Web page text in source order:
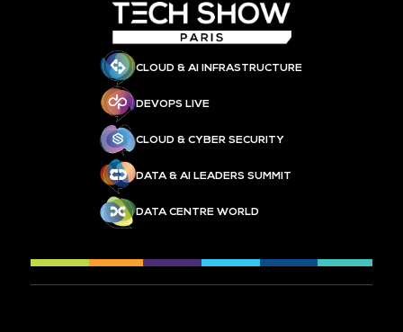
CLOUD & AI INFRASTRUCTURE
DEVOPS LIVE
CLOUD & CYBER SECURITY
DATA & AI LEADERS SUMMIT
DATA CENTRE WORLD